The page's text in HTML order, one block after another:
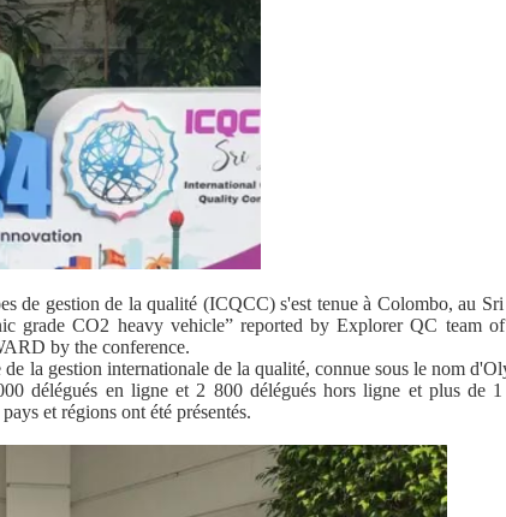
de gestion de la qualité (ICQCC) s'est tenue à Colombo, au
grade CO2 heavy vehicle” reported by Explorer QC team
by the conference.
la gestion internationale de la qualité, connue sous le nom
délégués en ligne et 2 800 délégués hors ligne et plus de
et régions ont été présentés.